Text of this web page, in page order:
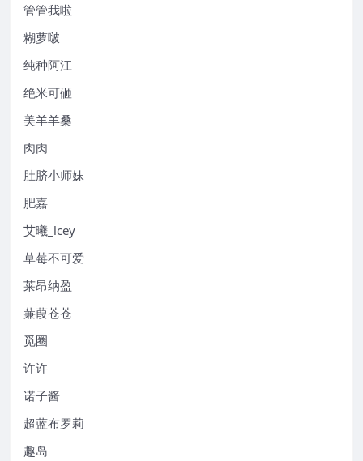
管管我啦
糊萝啵
纯种阿江
绝米可砸
美羊羊桑
肉肉
肚脐小师妹
肥嘉
艾曦_lcey
草莓不可爱
莱昂纳盈
蒹葭苍苍
觅圈
许许
诺子酱
超蓝布罗莉
趣岛